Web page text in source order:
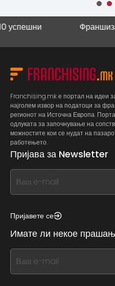
Франшиза што
Franchising.mk е портал на идеи
најголем извор на податоци за
регионот на Источна Европа.
одлуката за започнување на
можностите кои се нудат на
работењето.
Пријава за Newsletter
If
you
this,
this
form
field
blank
Пријавете се
Имате ли некое
If
you